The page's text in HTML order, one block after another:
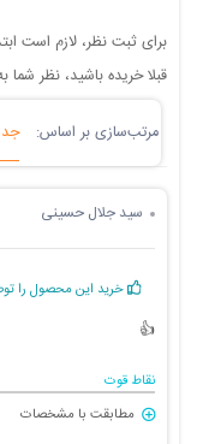
برای ثبت نظر، لازم است
قبلا خریده باشید، نظر
سید جلال حسینی
خرید این محصول را
👍
نقاط قوت
مطابقت با مشخصات